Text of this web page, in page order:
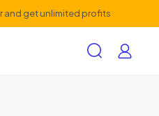
and get unlimited profits